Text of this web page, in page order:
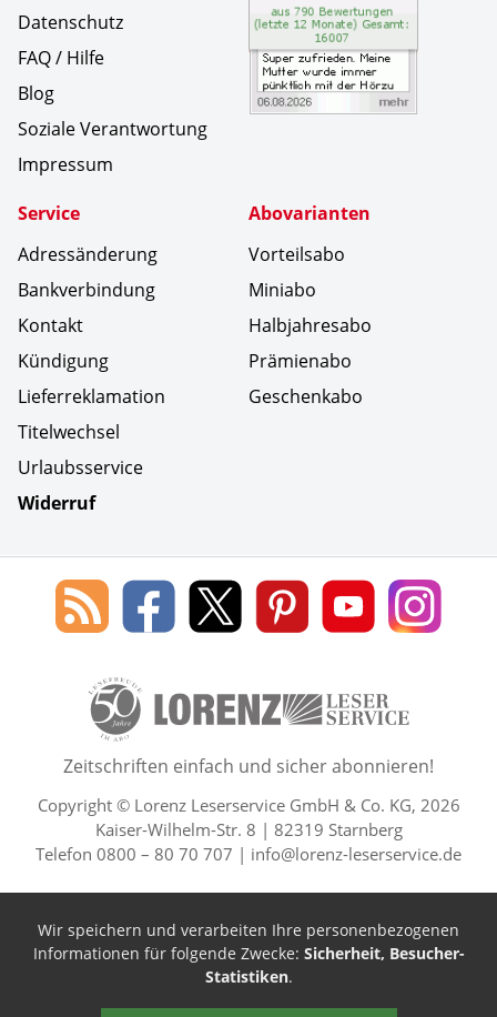
Datenschutz
FAQ / Hilfe
Blog
Soziale Verantwortung
Impressum
Service
Adressänderung
Bankverbindung
Kontakt
Kündigung
Lieferreklamation
Titelwechsel
Urlaubsservice
Widerruf
Abovarianten
Vorteilsabo
Miniabo
Halbjahresabo
Prämienabo
Geschenkabo
Social Media
Blog
des
Leserservice
Lorenz
Leserservice
Lorenz
Leserservice
Lorenz
Leserservice
Lorenz
Leserservice
Lorenz
50 Lesefreude im Abo Jahre
Zeitschriften einfach und sicher abonnieren!
Copyright © Lorenz Leserservice GmbH & Co. KG, 2026
Kaiser-Wilhelm-Str. 8 | 82319 Starnberg
Telefon 0800 – 80 70 707 | info@lorenz-leserservice.de
Wir speichern und verarbeiten Ihre personenbezogenen
Informationen für folgende Zwecke: Sicherheit, Besucher-
Statistiken.